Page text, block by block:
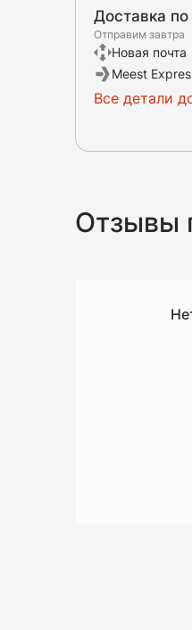
Доставка по
Отправим завтра
Новая почта
Meest
Все детали
Отзывы